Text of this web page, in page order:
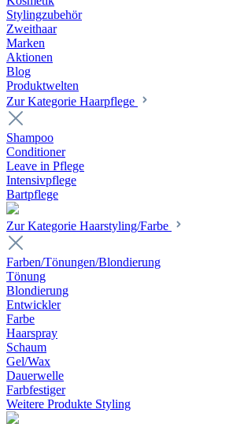
Stylingzubehör
Zweithaar
Marken
Aktionen
Blog
Produktwelten
Zur Kategorie Haarpflege
Shampoo
Conditioner
Leave in Pflege
Intensivpflege
Bartpflege
Zur Kategorie Haarstyling/Farbe
Farben/Tönungen/Blondierung
Tönung
Blondierung
Entwickler
Farbe
Haarspray
Schaum
Gel/Wax
Dauerwelle
Farbfestiger
Weitere Produkte Styling